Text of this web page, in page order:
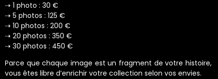
⇢ 1 photo : 30 €
⇢ 5 photos : 125 €
⇢ 10 photos : 200 €
⇢ 20 photos : 350 €
⇢ 30 photos : 450 €
Parce que chaque image est un fragment de votre histoire,
vous êtes libre d’enrichir votre collection selon vos envies.